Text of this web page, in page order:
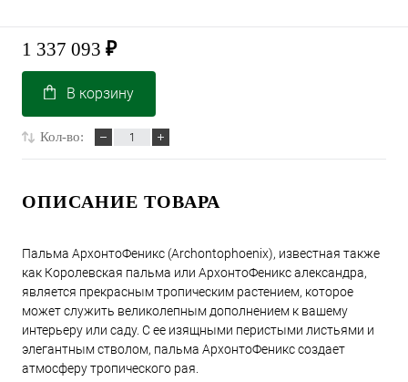
1 337 093 ₽
В корзину
Кол-во:
ОПИСАНИЕ ТОВАРА
Пальма АрхонтоФеникс (Archontophoenix), известная также
как Королевская пальма или АрхонтоФеникс александра,
является прекрасным тропическим растением, которое
может служить великолепным дополнением к вашему
интерьеру или саду. С ее изящными перистыми листьями и
элегантным стволом, пальма АрхонтоФеникс создает
атмосферу тропического рая.